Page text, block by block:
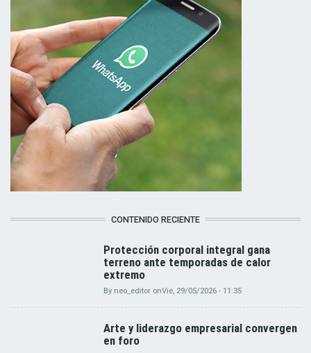
CONTENIDO RECIENTE
Protección corporal integral gana
terreno ante temporadas de calor
extremo
By neo_editor onVie, 29/05/2026 - 11:35
Arte y liderazgo empresarial convergen
en foro